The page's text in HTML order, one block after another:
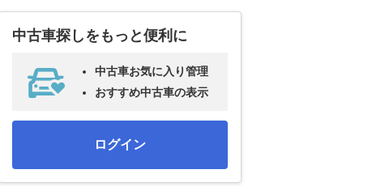
中古車探しをもっと便利に
中古車お気に入り管理
おすすめ中古車の表示
ログイン